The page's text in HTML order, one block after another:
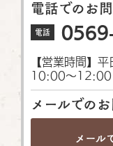
電話でのお
電話
【営業時間】
10:00〜12:00
メールでの
メール